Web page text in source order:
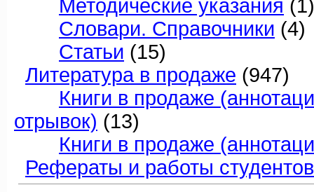
Методические указания (1)
Словари. Справочники (4)
Статьи (15)
Литература в продаже (947)
Книги в продаже
отрывок) (13)
Книги в продаже
Рефераты и работы студентов